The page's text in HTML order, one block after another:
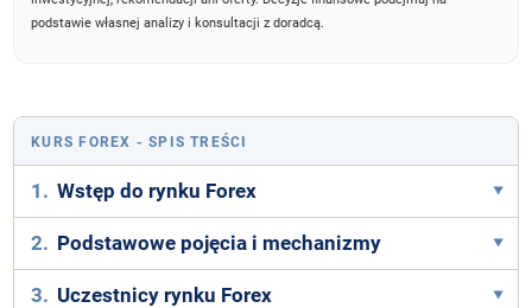
podstawie własnej analizy i konsultacji z doradcą.
KURS FOREX - SPIS TREŚCI
1. Wstęp do rynku Forex
2. Podstawowe pojęcia i mechanizmy
3. Uczestnicy rynku Forex